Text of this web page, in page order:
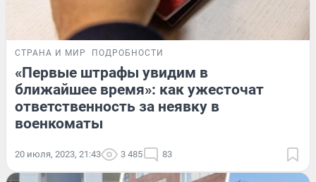
СТРАНА И МИР ПОДРОБНОСТИ
«Первые штрафы увидим в
ближайшее время»: как ужесточат
ответственность за неявку в
военкоматы
20 июля, 2023, 21:43 3 485 83